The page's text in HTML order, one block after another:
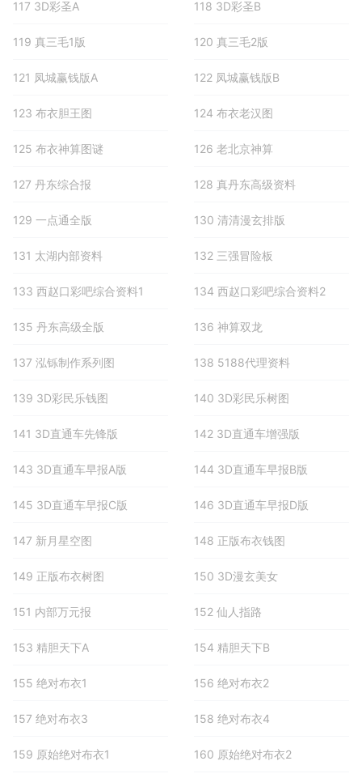
117 3D彩圣A 118 3D彩圣B
119 真三毛1版 120 真三毛2版
121 凤城赢钱版A 122 凤城赢钱版B
123 布衣胆王图 124 布衣老汉图
125 布衣神算图谜 126 老北京神算
127 丹东综合报 128 真丹东高级资料
129 一点通全版 130 清清漫玄排版
131 太湖内部资料 132 三强冒险板
133 西赵口彩吧综合资料1 134 西赵口彩吧综合资料2
135 丹东高级全版 136 神算双龙
137 泓铄制作系列图 138 5188代理资料
139 3D彩民乐钱图 140 3D彩民乐树图
141 3D直通车先锋版 142 3D直通车增强版
143 3D直通车早报A版 144 3D直通车早报B版
145 3D直通车早报C版 146 3D直通车早报D版
147 新月星空图 148 正版布衣钱图
149 正版布衣树图 150 3D漫玄美女
151 内部万元报 152 仙人指路
153 精胆天下A 154 精胆天下B
155 绝对布衣1 156 绝对布衣2
157 绝对布衣3 158 绝对布衣4
159 原始绝对布衣1 160 原始绝对布衣2